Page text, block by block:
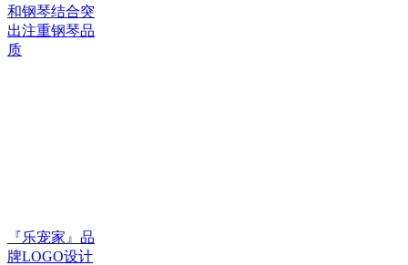
和钢琴结合突
出注重钢琴品
质
『乐宠家』品
牌LOGO设计